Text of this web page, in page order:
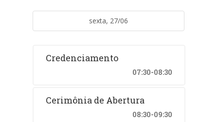
sexta, 27/06
Credenciamento
07:30-08:30
Cerimônia de Abertura
08:30-09:30